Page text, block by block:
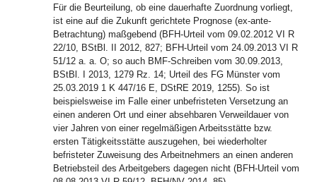
Für die Beurteilung, ob eine dauerhafte Zuordnung vorliegt,
ist eine auf die Zukunft gerichtete Prognose (ex-ante-
Betrachtung) maßgebend (BFH-Urteil vom 09.02.2012 VI R
22/10, BStBl. II 2012, 827; BFH-Urteil vom 24.09.2013 VI R
51/12 a. a. O; so auch BMF-Schreiben vom 30.09.2013,
BStBl. I 2013, 1279 Rz. 14; Urteil des FG Münster vom
25.03.2019 1 K 447/16 E, DStRE 2019, 1255). So ist
beispielsweise im Falle einer unbefristeten Versetzung an
einen anderen Ort und einer absehbaren Verweildauer von
vier Jahren von einer regelmäßigen Arbeitsstätte bzw.
ersten Tätigkeitsstätte auszugehen, bei wiederholter
befristeter Zuweisung des Arbeitnehmers an einen anderen
Betriebsteil des Arbeitgebers dagegen nicht (BFH-Urteil vom